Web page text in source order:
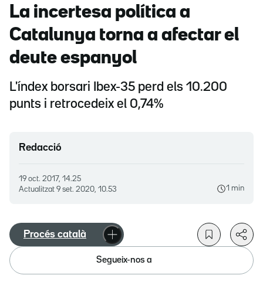
La incertesa política a
Catalunya torna a afectar el
deute espanyol
L'índex borsari Ibex-35 perd els 10.200
punts i retrocedeix el 0,74%
Redacció
19 oct. 2017, 14.25
Actualitzat 9 set. 2020, 10.53 1 min
Procés català
Segueix-nos a